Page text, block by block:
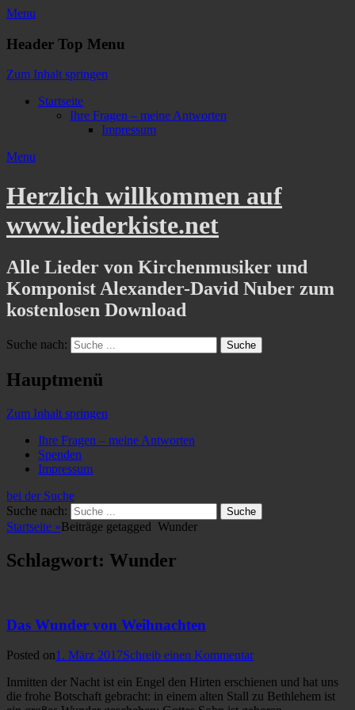
Menu
Header Top Menu
Zum Inhalt springen
Startseite
Ihre Fragen – meine Antworten
Impressum
Menu
Herzlich willkommen auf
www.liederkiste.net
Alle Lieder von Kirchenmusiker und
Komponist Alexander-David Nuber zum
kostenlosen Download
Suche nach:
Hauptmenü
Zum Inhalt springen
Ihre Fragen – meine Antworten
Spenden
Impressum
bei der Suche
Suche nach:
Startseite »Beiträge getagged Wunder
Schlagwort: Wunder
Das Wunder von Weihnachten
Posted on1. März 2017Schreib einen Kommentar
Inmitten der Nacht ist ein Engel den Hirten erschienen und hat uns
die frohe Botschaft gebracht: in einem alten Stall zu Bethlehem ist